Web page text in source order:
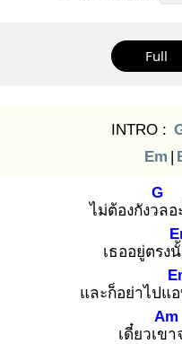
Full
INTRO :
Em |
ไม่ต้องกังวล
G
อ
เธออยู่ตรง
และก็อย่าไปแ
เดี๋ยวเขา
Am